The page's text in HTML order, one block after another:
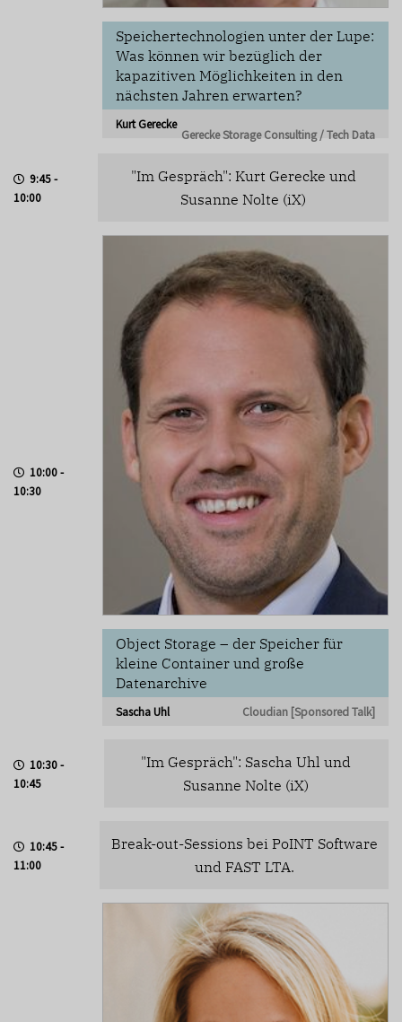
Speichertechnologien unter der Lupe:
Was können wir bezüglich der
kapazitiven Möglichkeiten in den
nächsten Jahren erwarten?
Kurt Gerecke
Gerecke Storage Consulting / Tech Data
9:45 -
10:00
"Im Gespräch": Kurt Gerecke und
Susanne Nolte (iX)
10:00 -
10:30
Object Storage – der Speicher für
kleine Container und große
Datenarchive
Sascha Uhl Cloudian [Sponsored Talk]
10:30 -
10:45
"Im Gespräch": Sascha Uhl und
Susanne Nolte (iX)
10:45 -
11:00
Break-out-Sessions bei PoINT Software
und FAST LTA.